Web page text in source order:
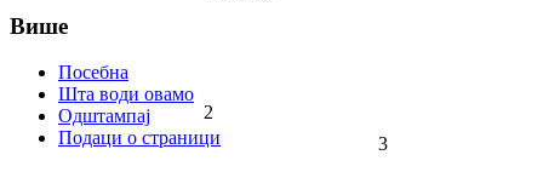
2
3
Више
Посебна
Шта води овамо
Одштампај
Подаци о страници